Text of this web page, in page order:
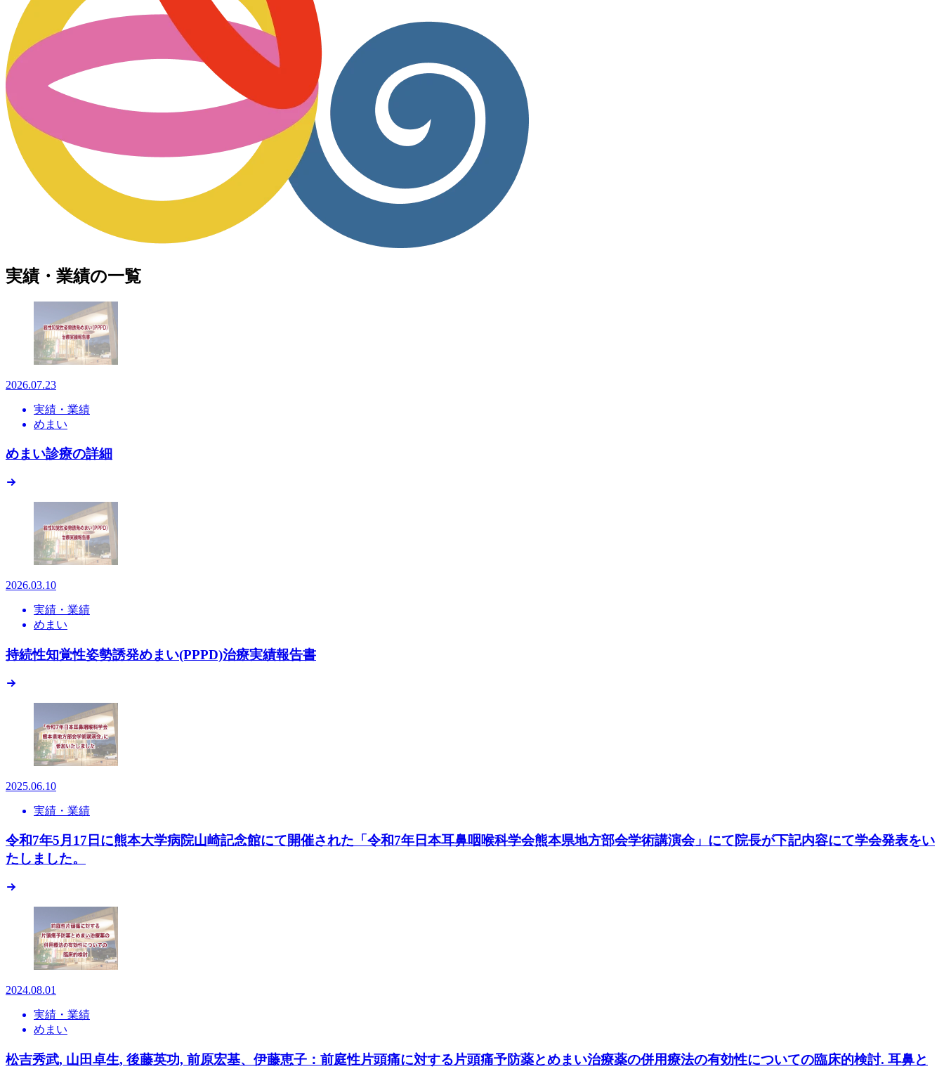
実績・業績の一覧
2026.07.23
実績・業績
めまい
めまい診療の詳細
2026.03.10
実績・業績
めまい
持続性知覚性姿勢誘発めまい(PPPD)治療実績報告書
2025.06.10
実績・業績
令和7年5月17日に熊本大学病院山崎記念館にて開催された「令和7年日本耳鼻咽喉科学会熊本県地方部会学術講演会」にて院長が下記内容にて学会発表をい
たしました。
2024.08.01
実績・業績
めまい
松吉秀武, 山田卓生, 後藤英功, 前原宏基、伊藤恵子：前庭性片頭痛に対する片頭痛予防薬とめまい治療薬の併用療法の有効性についての臨床的検討. 耳鼻と